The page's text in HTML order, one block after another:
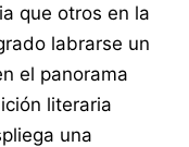
que otros en la
labrarse un
el panorama
literaria
una